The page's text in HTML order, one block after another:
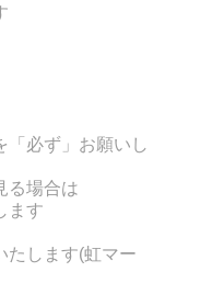
「必ず」お願いし
る場合は
ます
たします(虹マー